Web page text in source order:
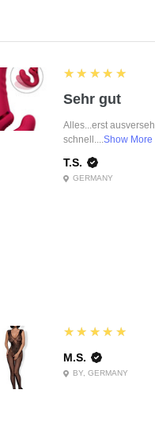
5
★★★★★
Sehr gut
Alles...erst
schnell....Show More
T.S.
GERMANY
5
★★★★★
M.S.
BY, GERMANY